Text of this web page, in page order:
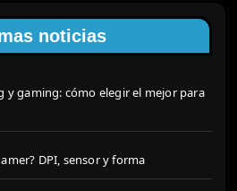
noticias
y gaming: cómo elegir el mejor para
DPI, sensor y forma